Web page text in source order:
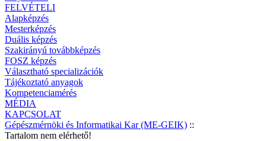
FELVÉTELI
Alapképzés
Mesterképzés
Duális képzés
Szakirányú továbbképzés
FOSZ képzés
Választható specializációk
Tájékoztató anyagok
Kompetenciamérés
MÉDIA
KAPCSOLAT
Gépészmérnöki és Informatikai Kar (ME-GEIK) ::
Tartalom nem elérhető!